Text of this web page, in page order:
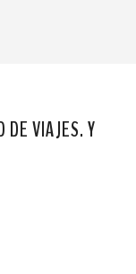
DE VIAJES. Y